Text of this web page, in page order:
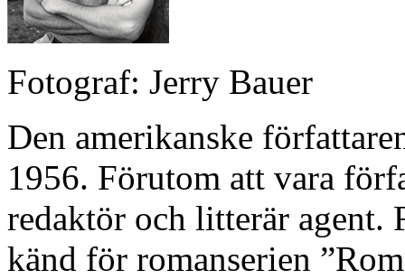
Fotograf: Jerry Bauer
Den amerikanske
1956. Förutom att vara
redaktör och litterär agent.
känd för romanserien